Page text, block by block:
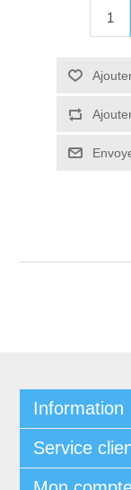
Information
Service